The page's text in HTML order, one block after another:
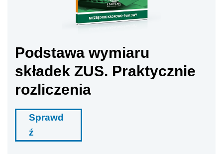
Podstawa wymiaru
składek ZUS. Praktycznie
rozliczenia
Sprawd
ź